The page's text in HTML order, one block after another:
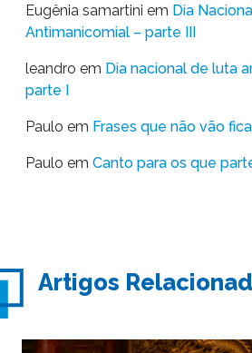
Eugênia samartini em Dia
Antimanicomial – parte III
leandro em Dia nacional de luta
parte I
Paulo em Frases que não vão
Paulo em Canto para os que
Artigos